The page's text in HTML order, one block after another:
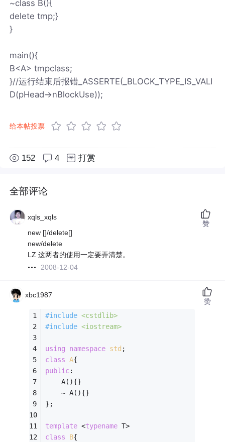
~class B(){
delete tmp;}
}
main(){
B<A> tmpclass;
}//运行结束后报错_ASSERTE(_BLOCK_TYPE_IS_VALI
D(pHead->nBlockUse));
给本帖投票
152 4 打赏
全部评论
xqls_xqls
new []/delete[]
new/delete
LZ 这两者的使用一定要弄清楚。
2008-12-04
赞
xbc1987
#include <cstdlib>
#include <iostream>
using namespace std ;
class A{
public:
    A(){}
    ~ A(){}
};
template <typename T>
class
B{
赞